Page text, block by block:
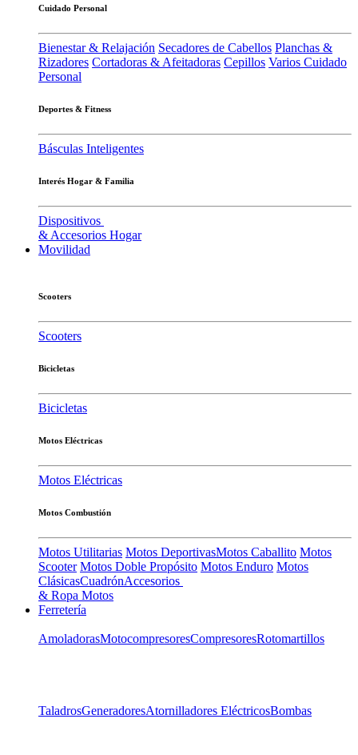
Cuidado Personal
Bienestar & Relajación Secadores de Cabellos Planchas &
Rizadores Cortadoras & Afeitadoras Cepillos Varios Cuidado
Personal
Deportes & Fitness
Básculas Inteligentes
Interés Hogar & Familia
Dispositivos
& Accesorios Hogar
Movilidad
Scooters
Scooters
Bicicletas
Bicicletas
Motos Eléctricas
Motos Eléctricas
Motos Combustión
Motos Utilitarias Motos DeportivasMotos Caballito Motos
Scooter Motos Doble Propósito Motos Enduro Motos
ClásicasCuadrónAccesorios
& Ropa Motos
Ferretería
AmoladorasMotocompresoresCompresoresRotomartillos
TaladrosGeneradoresAtornilladores EléctricosBombas